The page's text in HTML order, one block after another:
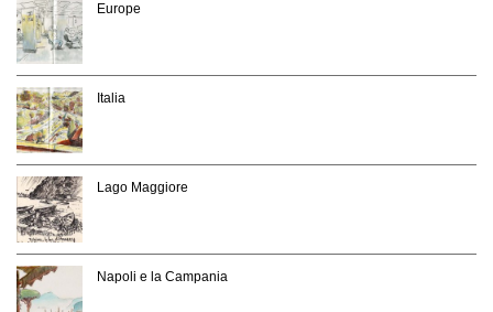
Europe
Italia
Lago Maggiore
Napoli e la Campania